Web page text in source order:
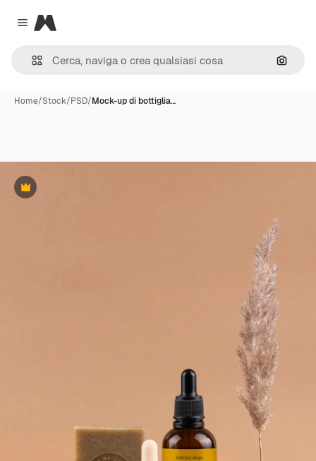
Close menu
Magnific
Cerca
Home/Stock/PSD/Mock-up di bottiglia…
Premium